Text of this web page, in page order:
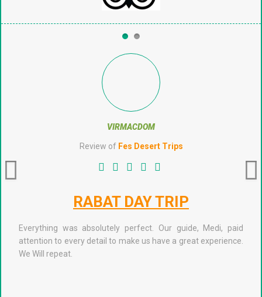
GUSTAVOCAPELEIRO
Review of Fes Desert Trips
BEST DAY TRIP
Amazing day trip, gorgeous city and super friendly driver! We
got an arranged transfer to and back and stopped along the
way for pictures!